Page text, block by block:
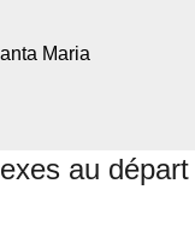
Maria
au départ